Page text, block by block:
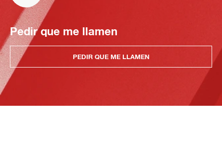
Pedir que me llamen
PEDIR QUE ME LLAMEN